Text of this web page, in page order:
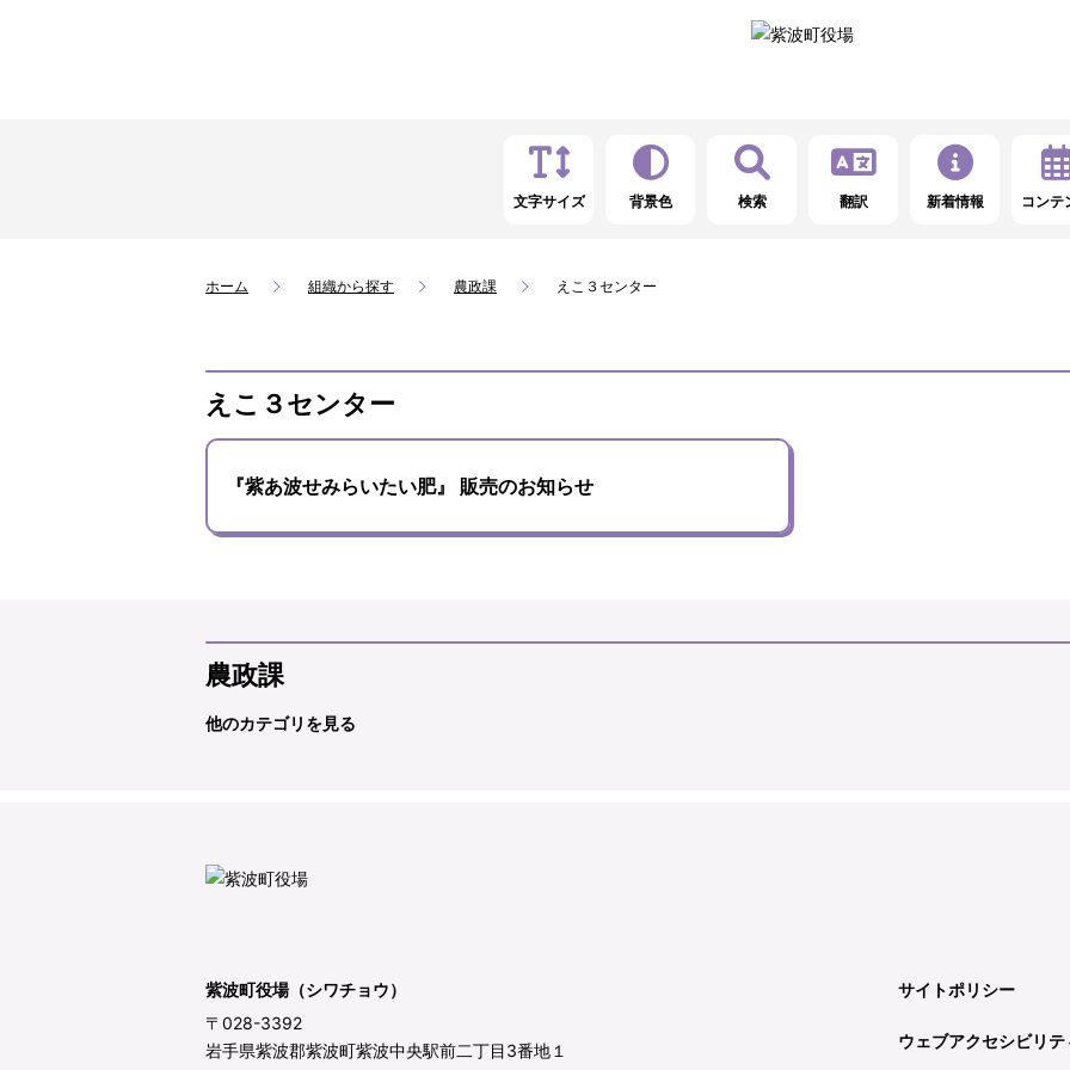
文字サイズ 背景色 検索 翻訳 新着情報 コンテ
ホーム 組織から探す 農政課 えこ３センター
えこ３センター
『紫あ波せみらいたい肥』 販売のお知らせ
農政課
他のカテゴリを見る
紫波町役場（シワチョウ）
〒028-3392
岩手県紫波郡紫波町紫波中央駅前二丁目3番地１
サイトポリシー
ウェブアクセシビリテ